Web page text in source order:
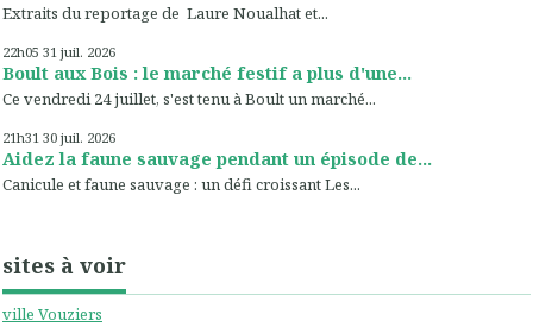
Extraits du reportage de Laure Noualhat et...
22h05 31 juil. 2026
Boult aux Bois : le marché festif a plus d'une...
Ce vendredi 24 juillet, s'est tenu à Boult un marché...
21h31 30 juil. 2026
Aidez la faune sauvage pendant un épisode de...
Canicule et faune sauvage : un défi croissant Les...
sites à voir
ville Vouziers